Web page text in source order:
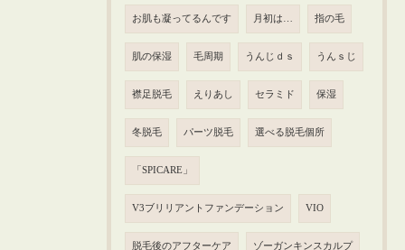
お肌も凝ってるんです 月初は… 指の毛
肌の保湿 毛周期 うんじｄｓ うんｓじ
襟足脱毛 えりあし セラミド 保湿
冬脱毛 パーツ脱毛 選べる脱毛個所
「SPICARE」
V3ブリリアントファンデーション VIO
脱毛後のアフターケア ゾーガンキンスカルプ